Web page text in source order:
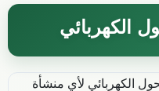
الكهربائي
الكهربائي لأي منشأة